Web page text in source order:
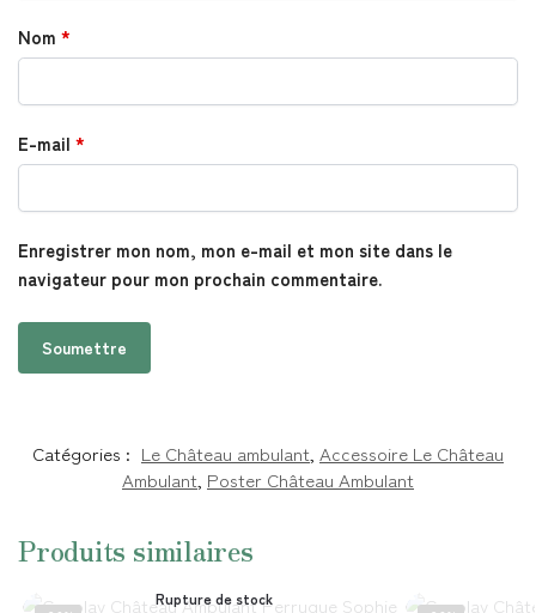
Nom *
E-mail *
Enregistrer mon nom, mon e-mail et mon site dans le
navigateur pour mon prochain commentaire.
Catégories : Le Château ambulant, Accessoire Le Château
Ambulant, Poster Château Ambulant
Produits similaires
Rupture de stock